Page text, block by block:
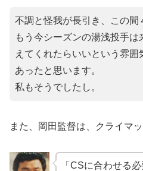
不調と怪我が長引き、この間
もう今シーズンの湯浅投手は
えてくれたらいいという雰囲
あったと思います。
私もそうでしたし。
また、岡田監督は、クライマ
「CSに合わせる